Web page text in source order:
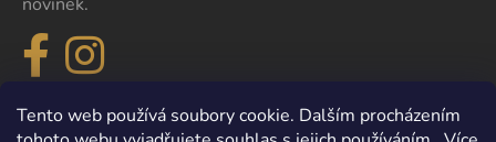
Tento web používá soubory cookie. Dalším procházením